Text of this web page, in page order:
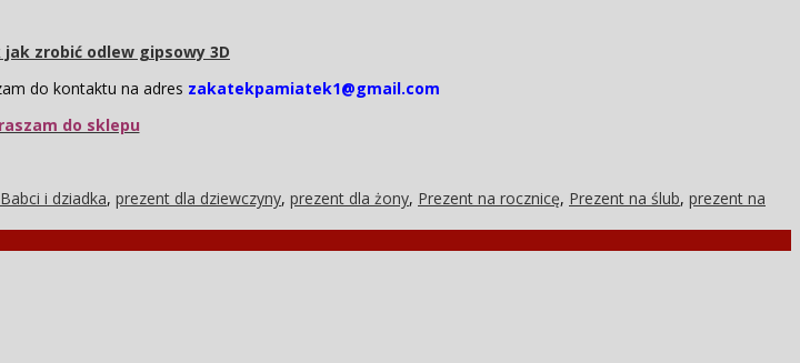
zrobić odlew gipsowy 3D
do kontaktu na adres zakatekpamiatek1@gmail.com
do sklepu
i dziadka, prezent dla dziewczyny, prezent dla żony, Prezent na rocznicę, Prezent na ślub, prezent na